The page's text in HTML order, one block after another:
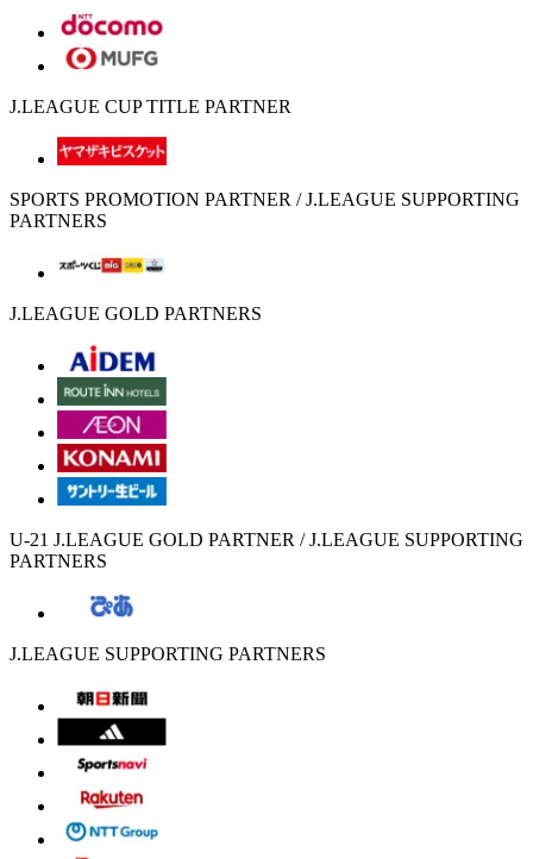
J.LEAGUE CUP TITLE PARTNER
SPORTS PROMOTION PARTNER / J.LEAGUE SUPPORTING
PARTNERS
J.LEAGUE GOLD PARTNERS
U-21 J.LEAGUE GOLD PARTNER / J.LEAGUE SUPPORTING
PARTNERS
J.LEAGUE SUPPORTING PARTNERS